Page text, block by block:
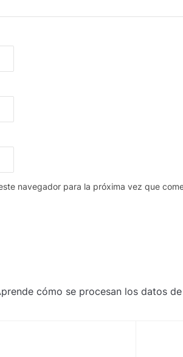
navegador para la próxima vez que
cómo se procesan los datos